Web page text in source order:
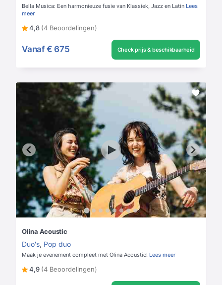
Bella Musica: Een harmonieuze fusie van Klassiek, Jazz en Latin Lees
meer
4,8 (4 Beoordelingen)
Vanaf € 675 Check prijs & beschikbaarheid
Olina Acoustic
Duo's, Pop duo
Maak je evenement compleet met Olina Acoustic! Lees meer
4,9 (4 Beoordelingen)